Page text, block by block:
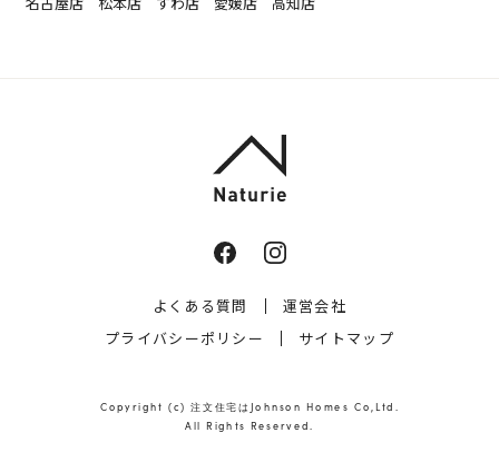
よくある質問
運営会社
プライバシーポリシー
サイトマップ
Copyright (c) 注文住宅はJohnson Homes Co,Ltd.
All Rights Reserved.